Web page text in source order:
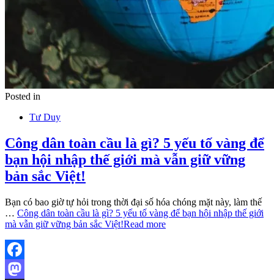
Posted in
Tư Duy
Công dân toàn cầu là gì? 5 yếu tố vàng để
bạn hội nhập thế giới mà vẫn giữ vững
bản sắc Việt!
Bạn có bao giờ tự hỏi trong thời đại số hóa chóng mặt này, làm thế
… Công dân toàn cầu là gì? 5 yếu tố vàng để bạn hội nhập thế giới
mà vẫn giữ vững bản sắc Việt!Read more
Facebook